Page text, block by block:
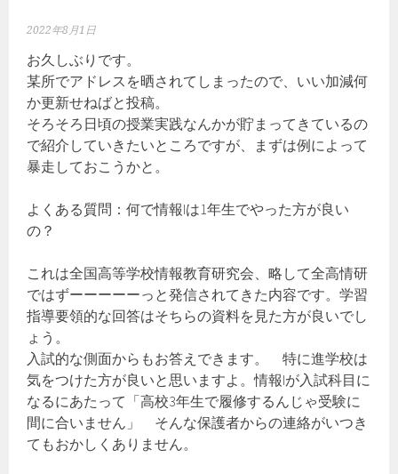
2022年8月1日
お久しぶりです。
某所でアドレスを晒されてしまったので、いい加減何
か更新せねばと投稿。
そろそろ日頃の授業実践なんかが貯まってきているの
で紹介していきたいところですが、まずは例によって
暴走しておこうかと。
よくある質問：何で情報Iは1年生でやった方が良い
の？
これは全国高等学校情報教育研究会、略して全高情研
ではずーーーーーっと発信されてきた内容です。学習
指導要領的な回答はそちらの資料を見た方が良いでし
ょう。
入試的な側面からもお答えできます。 特に進学校は
気をつけた方が良いと思いますよ。情報Iが入試科目に
なるにあたって「高校3年生で履修するんじゃ受験に
間に合いません」 そんな保護者からの連絡がいつき
てもおかしくありません。